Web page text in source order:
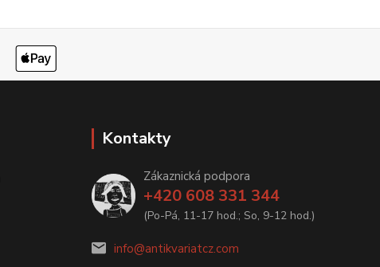
Kontakty
Zákaznická podpora
+420 608 331 344
(Po-Pá, 11-17 hod.; So, 9-12 hod.)
info@antikvariatcz.com